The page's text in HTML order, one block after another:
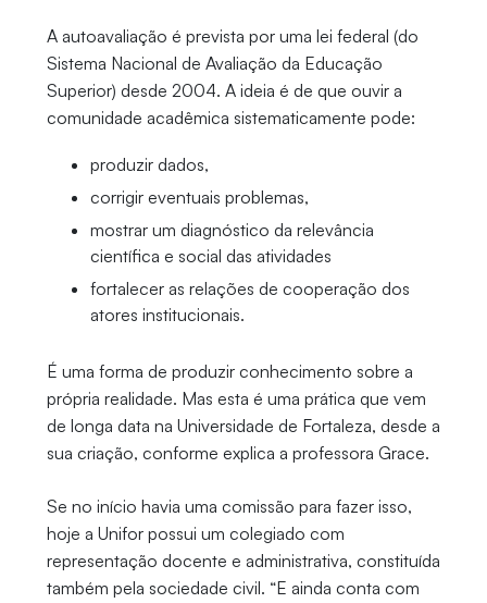
A autoavaliação é prevista por uma lei federal (do
Sistema Nacional de Avaliação da Educação
Superior) desde 2004. A ideia é de que ouvir a
comunidade acadêmica sistematicamente pode:
produzir dados,
corrigir eventuais problemas,
mostrar um diagnóstico da relevância
científica e social das atividades
fortalecer as relações de cooperação dos
atores institucionais.
É uma forma de produzir conhecimento sobre a
própria realidade. Mas esta é uma prática que vem
de longa data na Universidade de Fortaleza, desde a
sua criação, conforme explica a professora Grace.
Se no início havia uma comissão para fazer isso,
hoje a Unifor possui um colegiado com
representação docente e administrativa, constituída
também pela sociedade civil. “E ainda conta com